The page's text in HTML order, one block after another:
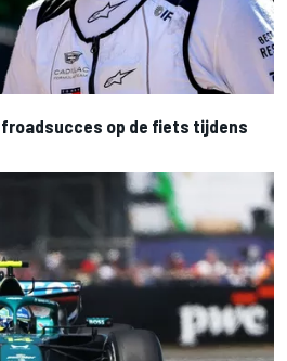
op de fiets tijdens